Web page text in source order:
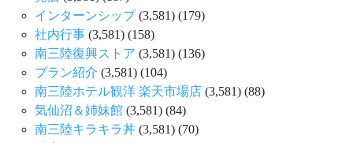
インターンシップ(3,581) (179)
社内行事 (3,581) (158)
南三陸復興ストア (3,581) (136)
プラン紹介 (3,581) (104)
南三陸ホテル観洋 楽天市場店 (3,581) (88)
気仙沼＆姉妹館 (3,581) (84)
南三陸キラキラ丼 (3,581) (70)